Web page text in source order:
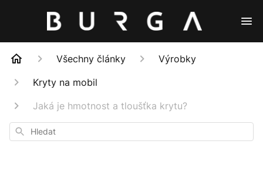
Všechny články
Výrobky
Kryty na mobil
Jaká je hmotnost a tloušťka krytu?
Hledat